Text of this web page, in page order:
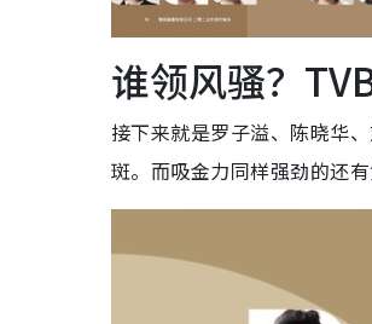
谁领风骚？
接下来就是罗子溢、陈晓华
斑。而吸金力同样强劲的还